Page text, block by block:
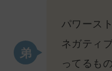
パワース
ネガティ
ってるも